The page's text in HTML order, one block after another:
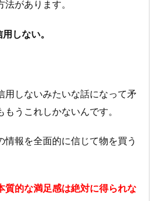
があります。
しない。
用しないみたいな話になって矛
うこれしかないんです。
報を全面的に信じて物を買う
質的な満足感は絶対に得られな